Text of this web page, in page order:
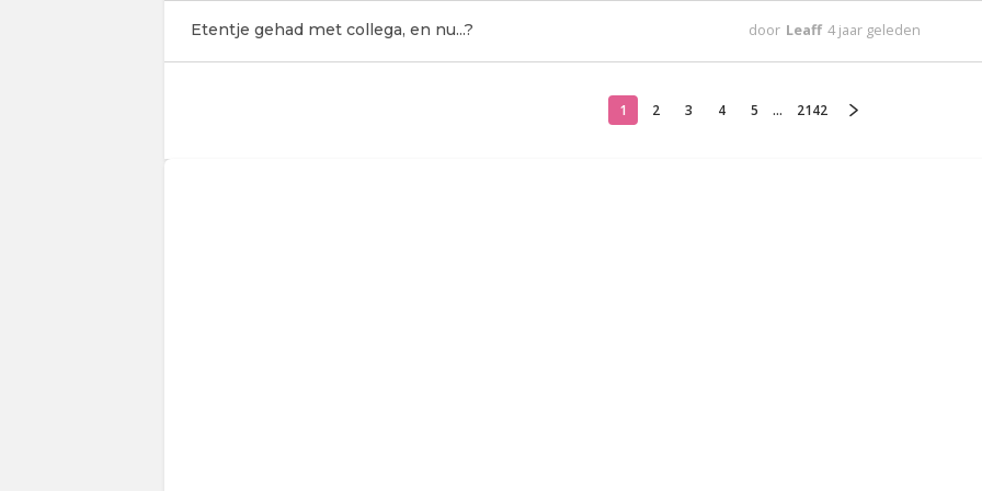
Etentje gehad met collega, en nu...? door Leaff 4 jaar geleden
1 2 3 4 5 ... 2142